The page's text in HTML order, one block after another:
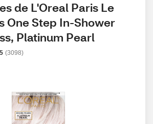
de L'Oreal Paris Le
One Step In-Shower
Platinum Pearl
(3098)